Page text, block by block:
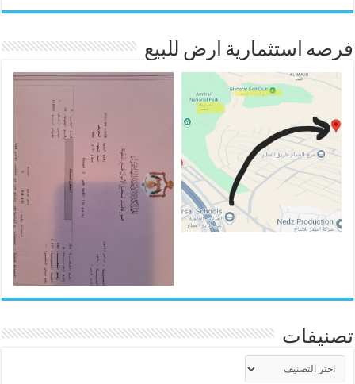
فرصه استثمارية ارض للبيع
تصنيفات